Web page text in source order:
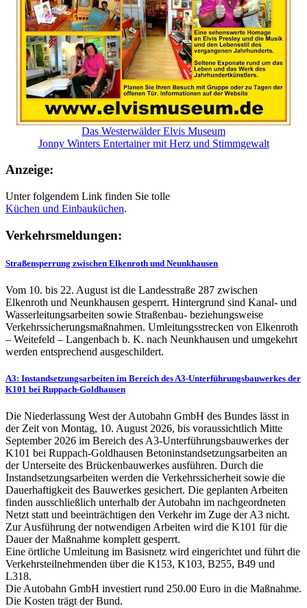
Das Westerwälder Elvis Museum
Jonny Winters Entertainer mit Herz und Stimmgewalt
Anzeige:
Unter folgendem Link finden Sie tolle
Küchen und Einbauküchen.
Verkehrsmeldungen:
Straßensperrung zwischen Elkenroth und Neunkhausen
Vom 10. bis 22. August ist die Landesstraße 287 zwischen
Elkenroth und Neunkhausen gesperrt. Hintergrund sind Kanal- und
Wasserleitungsarbeiten sowie Straßenbau- beziehungsweise
Verkehrssicherungsmaßnahmen. Umleitungsstrecken von Elkenroth
– Weitefeld – Langenbach b. K. nach Neunkhausen und umgekehrt
werden entsprechend ausgeschildert.
A3: Instandsetzungsarbeiten im Bereich des A3-Unterführungsbauwerkes der
K101 bei Ruppach-Goldhausen
Die Niederlassung West der Autobahn GmbH des Bundes lässt in
der Zeit von Montag, 10. August 2026, bis voraussichtlich Mitte
September 2026 im Bereich des A3-Unterführungsbauwerkes der
K101 bei Ruppach-Goldhausen Betoninstandsetzungsarbeiten an
der Unterseite des Brückenbauwerkes ausführen. Durch die
Instandsetzungsarbeiten werden die Verkehrssicherheit sowie die
Dauerhaftigkeit des Bauwerkes gesichert. Die geplanten Arbeiten
finden ausschließlich unterhalb der Autobahn im nachgeordneten
Netzt statt und beeinträchtigen den Verkehr im Zuge der A3 nicht.
Zur Ausführung der notwendigen Arbeiten wird die K101 für die
Dauer der Maßnahme komplett gesperrt.
Eine örtliche Umleitung im Basisnetz wird eingerichtet und führt die
Verkehrsteilnehmenden über die K153, K103, B255, B49 und
L318.
Die Autobahn GmbH investiert rund 250.00 Euro in die Maßnahme.
Die Kosten trägt der Bund.